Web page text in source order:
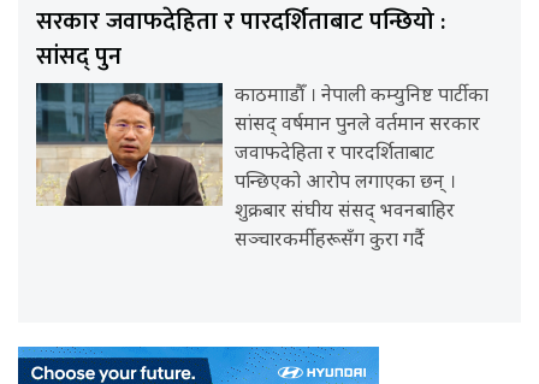
सरकार जवाफदेहिता र पारदर्शिताबाट पन्छियो :
सांसद् पुन
काठमााडौँ । नेपाली कम्युनिष्ट पार्टीका
सांसद् वर्षमान पुनले वर्तमान सरकार
जवाफदेहिता र पारदर्शिताबाट
पन्छिएको आरोप लगाएका छन् ।
शुक्रबार संघीय संसद् भवनबाहिर
सञ्चारकर्मीहरूसँग कुरा गर्दै